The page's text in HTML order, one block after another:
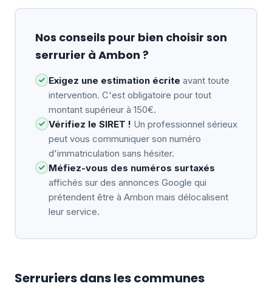
Nos conseils pour bien choisir son
serrurier à Ambon ?
Exigez une estimation écrite avant toute
intervention. C'est obligatoire pour tout
montant supérieur à 150€.
Vérifiez le SIRET ! Un professionnel sérieux
peut vous communiquer son numéro
d'immatriculation sans hésiter.
Méfiez-vous des numéros surtaxés
affichés sur des annonces Google qui
prétendent être à Ambon mais délocalisent
leur service.
Serruriers dans les communes